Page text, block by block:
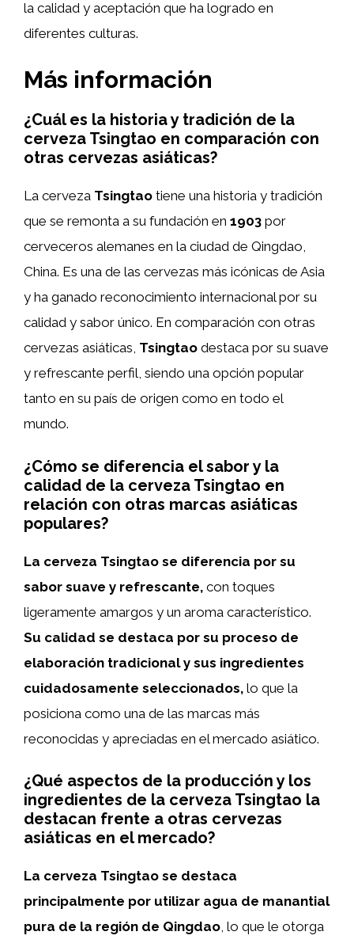
la calidad y aceptación que ha logrado en
diferentes culturas.
Más información
¿Cuál es la historia y tradición de la
cerveza Tsingtao en comparación con
otras cervezas asiáticas?
La cerveza Tsingtao tiene una historia y tradición
que se remonta a su fundación en 1903 por
cerveceros alemanes en la ciudad de Qingdao,
China. Es una de las cervezas más icónicas de Asia
y ha ganado reconocimiento internacional por su
calidad y sabor único. En comparación con otras
cervezas asiáticas, Tsingtao destaca por su suave
y refrescante perfil, siendo una opción popular
tanto en su país de origen como en todo el
mundo.
¿Cómo se diferencia el sabor y la
calidad de la cerveza Tsingtao en
relación con otras marcas asiáticas
populares?
La cerveza Tsingtao se diferencia por su
sabor suave y refrescante, con toques
ligeramente amargos y un aroma característico.
Su calidad se destaca por su proceso de
elaboración tradicional y sus ingredientes
cuidadosamente seleccionados, lo que la
posiciona como una de las marcas más
reconocidas y apreciadas en el mercado asiático.
¿Qué aspectos de la producción y los
ingredientes de la cerveza Tsingtao la
destacan frente a otras cervezas
asiáticas en el mercado?
La cerveza Tsingtao se destaca
principalmente por utilizar agua de manantial
pura de la región de Qingdao, lo que le otorga